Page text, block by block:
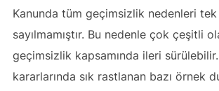
Kanunda tüm geçimsizlik nedenleri
sayılmamıştır. Bu nedenle çok çeşitli
geçimsizlik kapsamında ileri sürülebilir.
kararlarında sık rastlanan bazı örnek